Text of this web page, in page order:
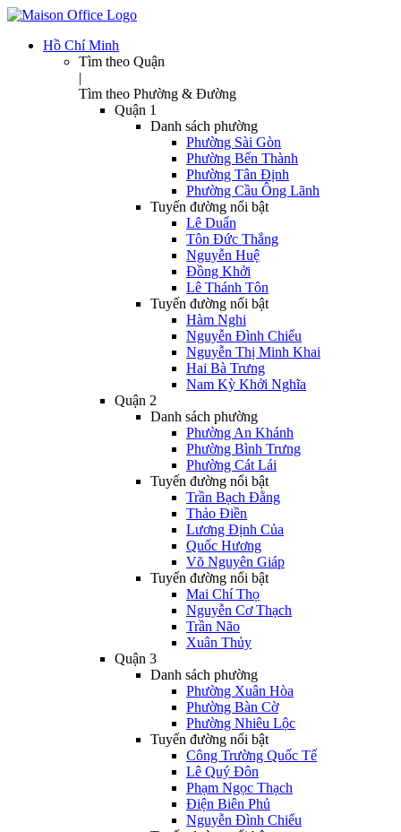
Hồ Chí Minh
Tìm theo Quận
|
Tìm theo Phường & Đường
Quận 1
Danh sách phường
Phường Sài Gòn
Phường Bến Thành
Phường Tân Định
Phường Cầu Ông Lãnh
Tuyến đường nổi bật
Lê Duẩn
Tôn Đức Thắng
Nguyễn Huệ
Đồng Khởi
Lê Thánh Tôn
Tuyến đường nổi bật
Hàm Nghi
Nguyễn Đình Chiểu
Nguyễn Thị Minh Khai
Hai Bà Trưng
Nam Kỳ Khởi Nghĩa
Quận 2
Danh sách phường
Phường An Khánh
Phường Bình Trưng
Phường Cát Lái
Tuyến đường nổi bật
Trần Bạch Đằng
Thảo Điền
Lương Định Của
Quốc Hương
Võ Nguyên Giáp
Tuyến đường nổi bật
Mai Chí Thọ
Nguyễn Cơ Thạch
Trần Não
Xuân Thủy
Quận 3
Danh sách phường
Phường Xuân Hòa
Phường Bàn Cờ
Phường Nhiêu Lộc
Tuyến đường nổi bật
Công Trường Quốc Tế
Lê Quý Đôn
Phạm Ngọc Thạch
Điện Biên Phủ
Nguyễn Đình Chiểu